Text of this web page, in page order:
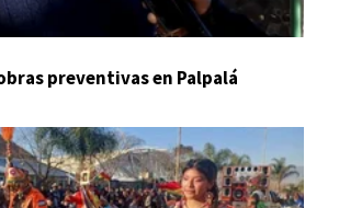
preventivas en Palpalá